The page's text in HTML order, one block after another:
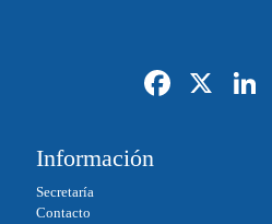
Fa
X
Información
Secretaría
Contacto